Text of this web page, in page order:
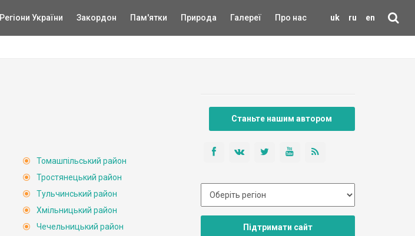
uk ru en
Регіони України Закордон Пам'ятки Природа Галереї Про нас
Томашпільський район
Тростянецький район
Тульчинський район
Хмільницький район
Чечельницький район
Станьте нашим автором
Підтримати сайт